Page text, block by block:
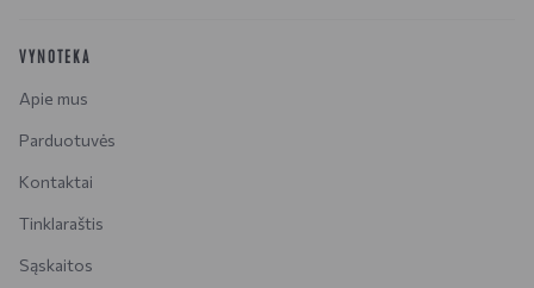
VYNOTEKA
Apie mus
Parduotuvės
Kontaktai
Tinklaraštis
Sąskaitos